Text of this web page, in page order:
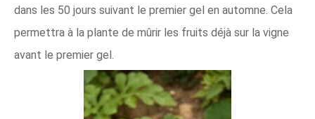
dans les 50 jours suivant le premier gel en automne. Cela
permettra à la plante de mûrir les fruits déjà sur la vigne
avant le premier gel.